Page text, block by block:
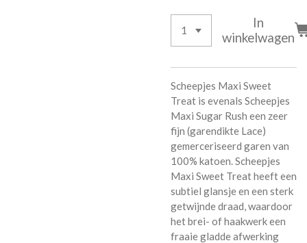
In
winkelwagen
Scheepjes Maxi Sweet
Treat is evenals Scheepjes
Maxi Sugar Rush een zeer
fijn (garendikte Lace)
gemerceriseerd garen van
100% katoen. Scheepjes
Maxi Sweet Treat heeft een
subtiel glansje en een sterk
getwijnde draad, waardoor
het brei- of haakwerk een
fraaie gladde afwerking